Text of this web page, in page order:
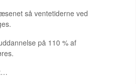
så ventetiderne ved
på 110 % af